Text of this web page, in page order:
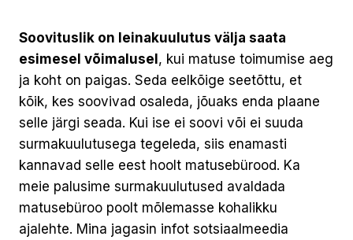
Soovituslik on leinakuulutus välja saata
esimesel võimalusel, kui matuse toimumise aeg
ja koht on paigas. Seda eelkõige seetõttu, et
kõik, kes soovivad osaleda, jõuaks enda plaane
selle järgi seada. Kui ise ei soovi või ei suuda
surmakuulutusega tegeleda, siis enamasti
kannavad selle eest hoolt matusebürood. Ka
meie palusime surmakuulutused avaldada
matusebüroo poolt mõlemasse kohalikku
ajalehte. Mina jagasin infot sotsiaalmeedia